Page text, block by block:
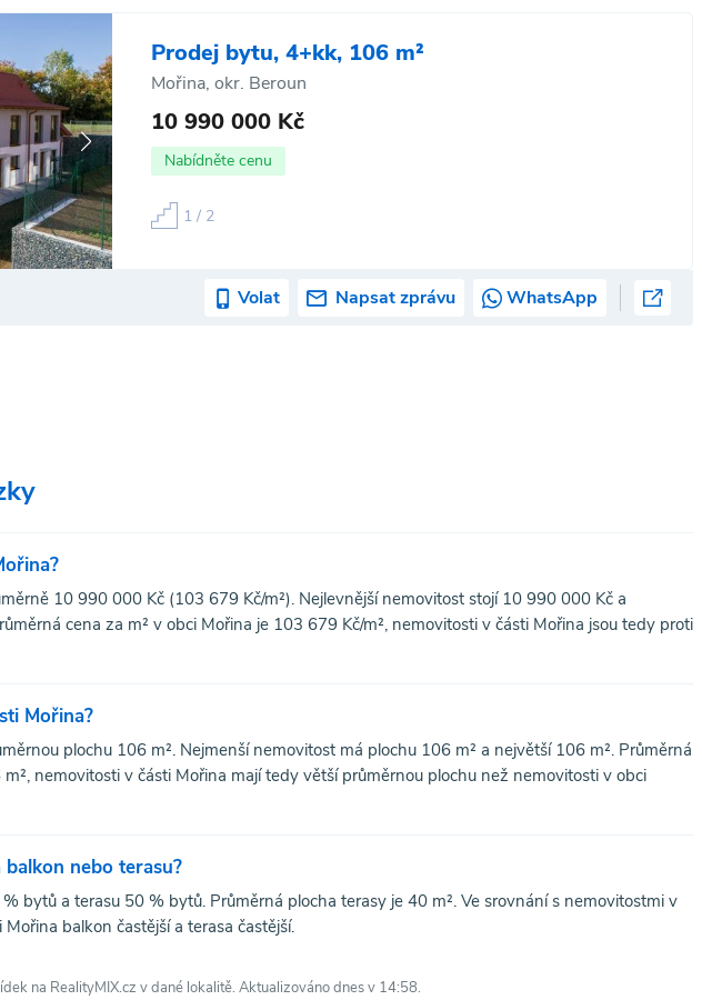
Prodej bytu, 4+kk, 106 m²
Mořina, okr. Beroun
10 990 000 Kč
Nabídněte cenu
1 / 2
Volat Napsat zprávu WhatsApp
10 990 000 Kč (103 679 Kč/m²). Nejlevnější nemovitost stojí 10 990 000 Kč a
cena za m² v obci Mořina je 103 679 Kč/m², nemovitosti v části Mořina jsou tedy proti
Mořina?
plochu 106 m². Nejmenší nemovitost má plochu 106 m² a největší 106 m². Průměrná
nemovitosti v části Mořina mají tedy větší průměrnou plochu než nemovitosti v obci
nebo terasu?
bytů a terasu 50 % bytů. Průměrná plocha terasy je 40 m². Ve srovnání s nemovitostmi v
balkon častější a terasa častější.
na RealityMIX.cz v dané lokalitě. Aktualizováno dnes v 14:58.